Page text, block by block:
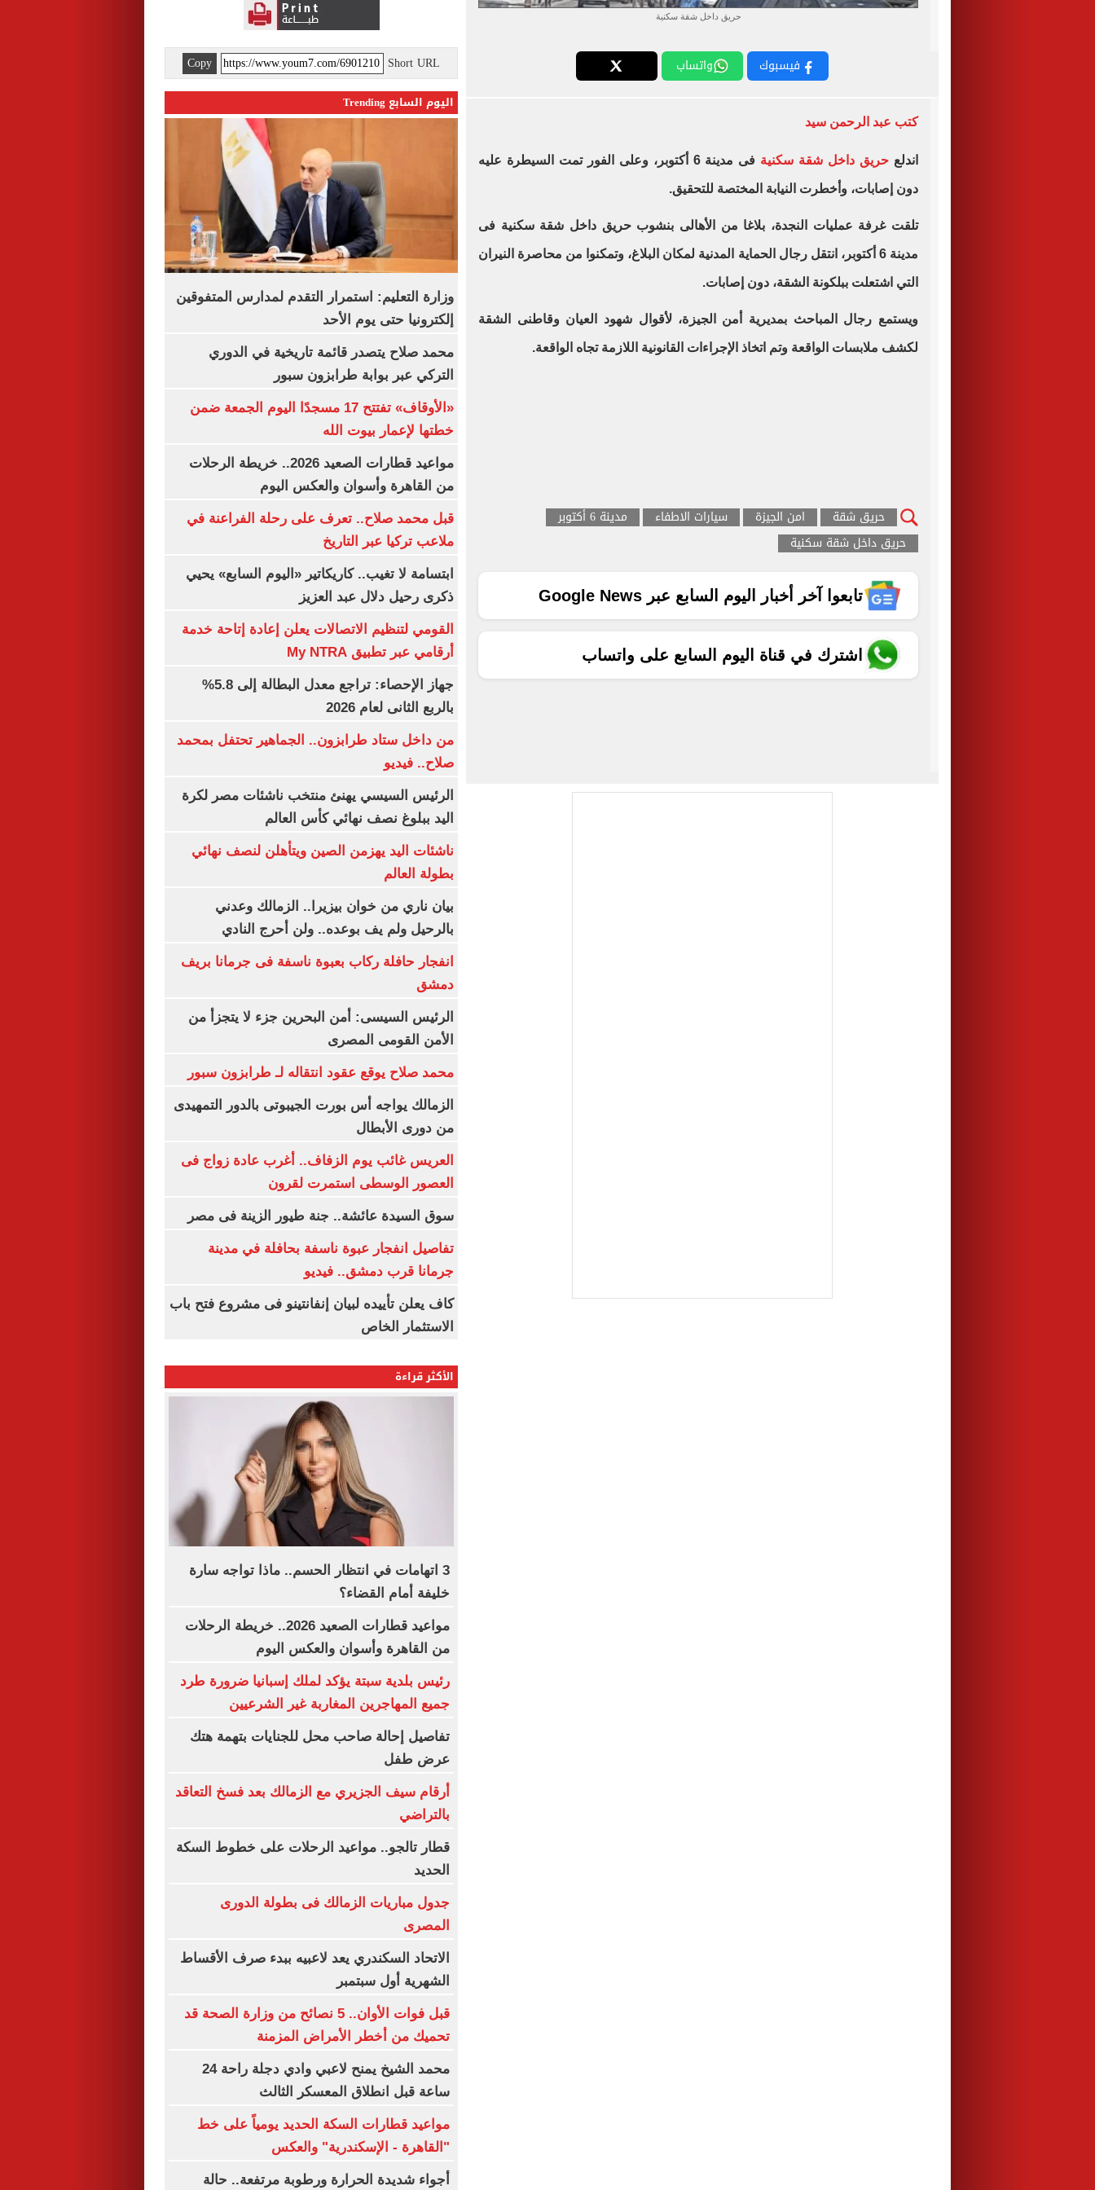
حريق داخل شقة سكنية
فيسبوك واتساب
كتب عبد الرحمن سيد
اندلع حريق داخل شقة سكنية فى مدينة 6 أكتوبر، وعلى الفور تمت السيطرة عليه
دون إصابات، وأخطرت النيابة المختصة للتحقيق.
تلقت غرفة عمليات النجدة، بلاغا من الأهالى بنشوب حريق داخل شقة سكنية فى
مدينة 6 أكتوبر، انتقل رجال الحماية المدنية لمكان البلاغ، وتمكنوا من محاصرة النيران
التي اشتعلت ببلكونة الشقة، دون إصابات.
ويستمع رجال المباحث بمديرية أمن الجيزة، لأقوال شهود العيان وقاطنى الشقة
لكشف ملابسات الواقعة وتم اتخاذ الإجراءات القانونية اللازمة تجاه الواقعة.
حريق شقة امن الجيزة سيارات الاطفاء
مدينة 6 أكتوبر
حريق داخل شقة سكنية
تابعوا آخر أخبار اليوم السابع عبر Google News
اشترك في قناة اليوم السابع على واتساب
Short URL
Copy
اليوم السابع Trending
وزارة التعليم: استمرار التقدم لمدارس المتفوقين
إلكترونيا حتى يوم الأحد
محمد صلاح يتصدر قائمة تاريخية في الدوري
التركي عبر بوابة طرابزون سبور
«الأوقاف» تفتتح 17 مسجدًا اليوم الجمعة ضمن
خطتها لإعمار بيوت الله
مواعيد قطارات الصعيد 2026.. خريطة الرحلات
من القاهرة وأسوان والعكس اليوم
قبل محمد صلاح.. تعرف على رحلة الفراعنة في
ملاعب تركيا عبر التاريخ
ابتسامة لا تغيب.. كاريكاتير «اليوم السابع» يحيي
ذكرى رحيل دلال عبد العزيز
القومي لتنظيم الاتصالات يعلن إعادة إتاحة خدمة
أرقامي عبر تطبيق My NTRA
جهاز الإحصاء: تراجع معدل البطالة إلى 5.8%
بالربع الثانى لعام 2026
من داخل ستاد طرابزون.. الجماهير تحتفل بمحمد
صلاح.. فيديو
الرئيس السيسي يهنئ منتخب ناشئات مصر لكرة
اليد ببلوغ نصف نهائي كأس العالم
ناشئات اليد يهزمن الصين ويتأهلن لنصف نهائي
بطولة العالم
بيان ناري من خوان بيزيرا.. الزمالك وعدني
بالرحيل ولم يف بوعده.. ولن أحرج النادي
انفجار حافلة ركاب بعبوة ناسفة فى جرمانا بريف
دمشق
الرئيس السيسى: أمن البحرين جزء لا يتجزأ من
الأمن القومى المصرى
محمد صلاح يوقع عقود انتقاله لـ طرابزون سبور
الزمالك يواجه أس بورت الجيبوتى بالدور التمهيدى
من دورى الأبطال
العريس غائب يوم الزفاف.. أغرب عادة زواج فى
العصور الوسطى استمرت لقرون
سوق السيدة عائشة.. جنة طيور الزينة فى مصر
تفاصيل انفجار عبوة ناسفة بحافلة في مدينة
جرمانا قرب دمشق.. فيديو
كاف يعلن تأييده لبيان إنفانتينو فى مشروع فتح باب
الاستثمار الخاص
الأكثر قراءة
3 اتهامات في انتظار الحسم.. ماذا تواجه سارة
خليفة أمام القضاء؟
مواعيد قطارات الصعيد 2026.. خريطة الرحلات
من القاهرة وأسوان والعكس اليوم
رئيس بلدية سبتة يؤكد لملك إسبانيا ضرورة طرد
جميع المهاجرين المغاربة غير الشرعيين
تفاصيل إحالة صاحب محل للجنايات بتهمة هتك
عرض طفل
أرقام سيف الجزيري مع الزمالك بعد فسخ التعاقد
بالتراضي
قطار تالجو.. مواعيد الرحلات على خطوط السكة
الحديد
جدول مباريات الزمالك فى بطولة الدورى
المصرى
الاتحاد السكندري يعد لاعبيه ببدء صرف الأقساط
الشهرية أول سبتمبر
قبل فوات الأوان.. 5 نصائح من وزارة الصحة قد
تحميك من أخطر الأمراض المزمنة
محمد الشيخ يمنح لاعبي وادي دجلة راحة 24
ساعة قبل انطلاق المعسكر الثالث
مواعيد قطارات السكة الحديد يومياً على خط
"القاهرة - الإسكندرية" والعكس
أجواء شديدة الحرارة ورطوبة مرتفعة.. حالة